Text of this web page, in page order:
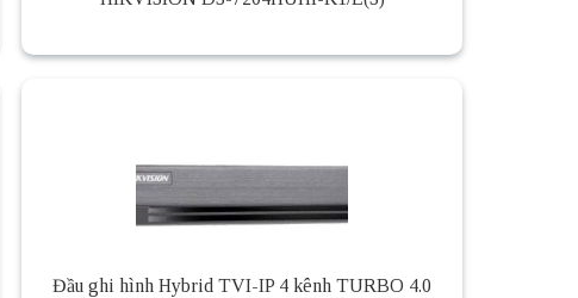
Đầu ghi hình Hybrid TVI-IP 4 kênh TURBO 4.0